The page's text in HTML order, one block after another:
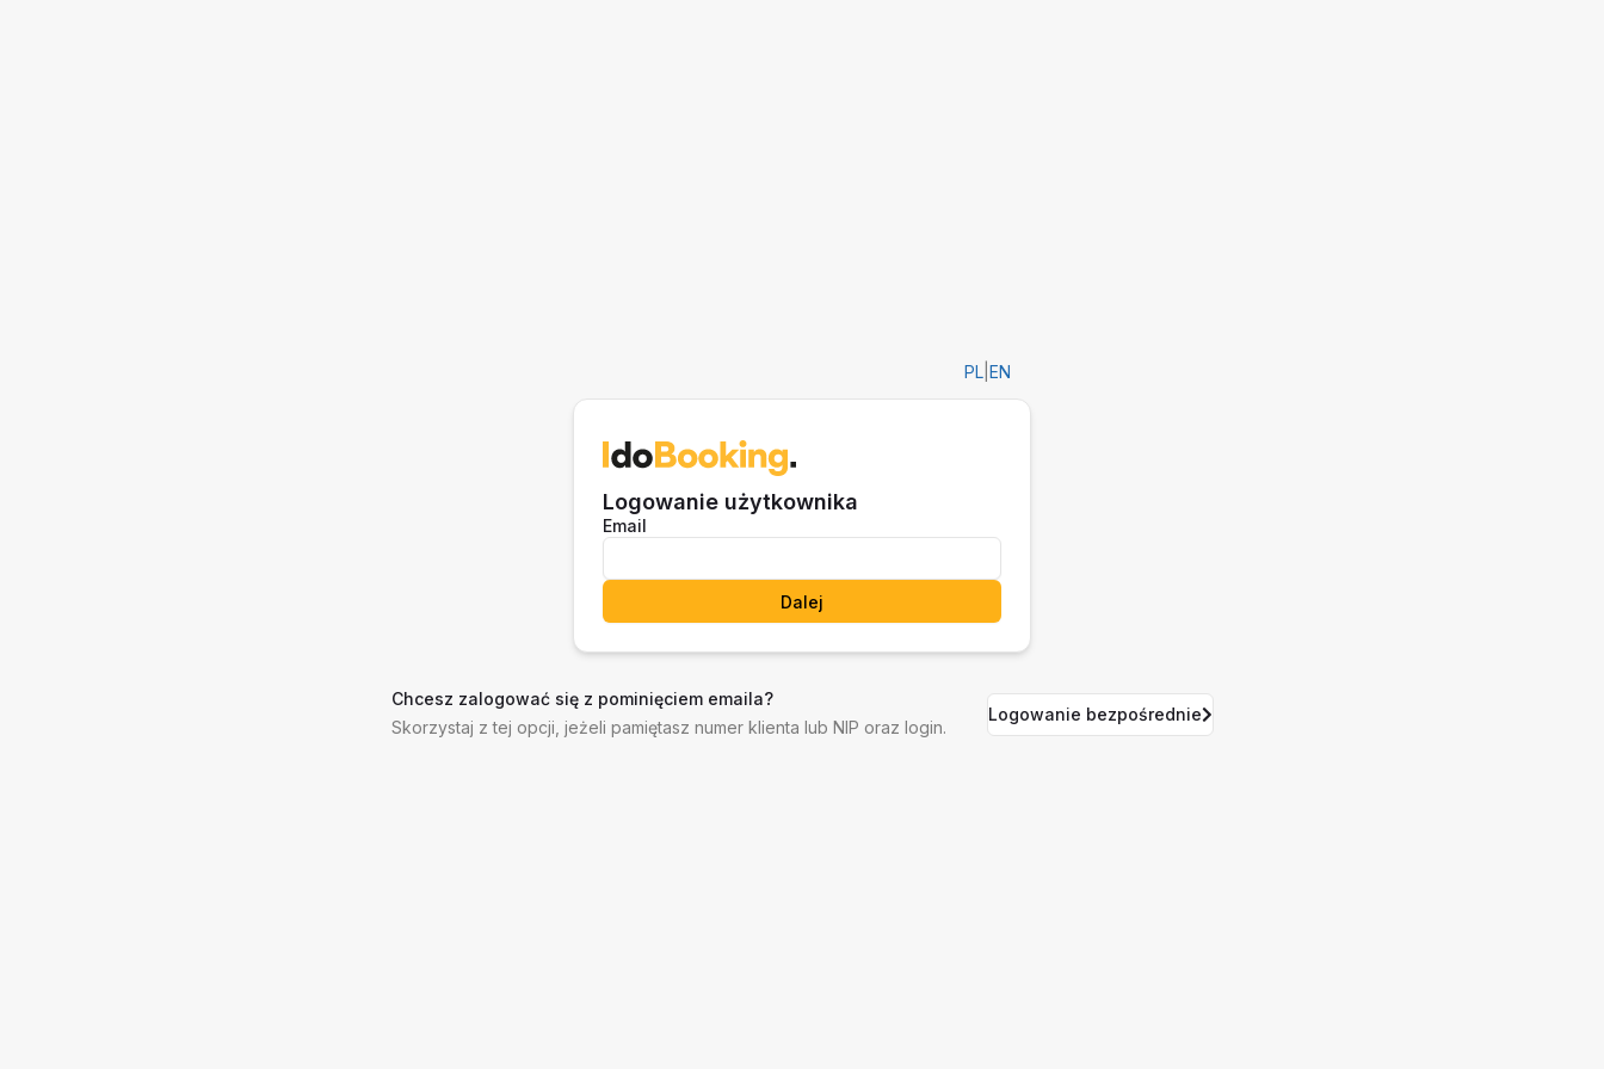
PL EN
Logowanie użytkownika
Email
Dalej
Chcesz zalogować się z pominięciem emaila?
Skorzystaj z tej opcji, jeżeli pamiętasz numer klienta lub NIP oraz login.
Logowanie bezpośrednie